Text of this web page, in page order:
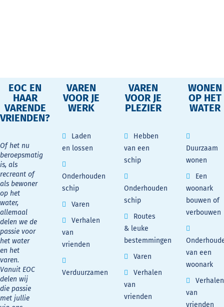
EOC EN
HAAR
VARENDE
VRIENDEN?
Of het nu
beroepsmatig
is, als
recreant of
als bewoner
op het
water,
allemaal
delen we de
passie voor
het water
en het
varen.
Vanuit EOC
delen wij
die passie
met jullie
VAREN
VOOR JE
WERK
Laden
en lossen
Onderhouden
schip
Varen
Verhalen
van
vrienden
Verduurzamen
VAREN
VOOR JE
PLEZIER
Hebben
van een
schip
Onderhouden
schip
Routes
& leuke
bestemmingen
Varen
Verhalen
van
vrienden
WONEN
OP HET
WATER
Duurzaam
wonen
Een
woonark
bouwen of
verbouwen
van een
woonark
Verhalen
van
vrienden